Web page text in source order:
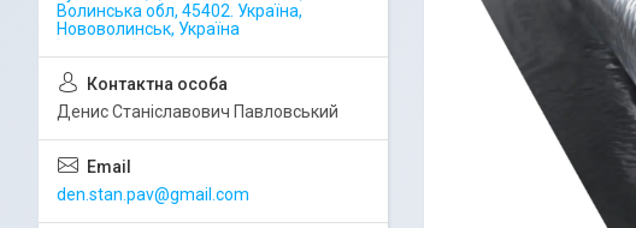
Волинська обл, 45402. Україна,
Нововолинськ, Україна
Денис Станіславович Павловський
den.stan.pav@gmail.com